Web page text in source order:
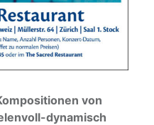
von
dynamisch